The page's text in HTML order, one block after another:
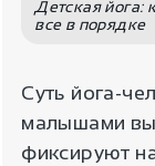
Детская йога:
все в порядке
Суть йога-
малышами
фиксируют